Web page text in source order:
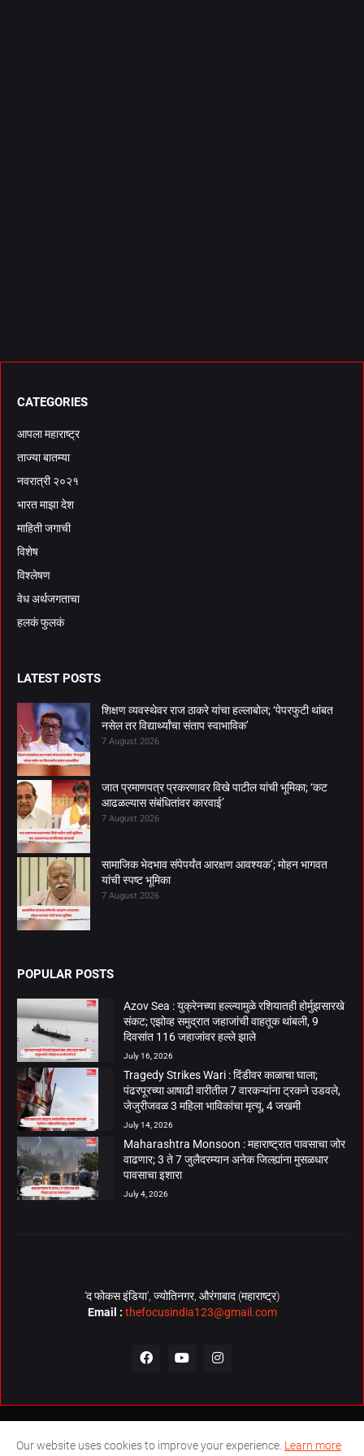
CATEGORIES
आपला महाराष्ट्र
ताज्या बातम्या
नवरात्री २०२१
भारत माझा देश
माहिती जगाची
विशेष
विश्लेषण
वेध अर्थजगताचा
हलकं फुलकं
LATEST POSTS
शिक्षण व्यवस्थेवर राज ठाकरे यांचा हल्लाबोल; ‘पेपरफुटी थांबत
नसेल तर विद्यार्थ्यांचा संताप स्वाभाविक’
7 August 2026
जात प्रमाणपत्र प्रकरणावर विखे पाटील यांची भूमिका; ‘कट
आढळल्यास संबंधितांवर कारवाई’
7 August 2026
सामाजिक भेदभाव संपेपर्यंत आरक्षण आवश्यक’; मोहन भागवत
यांची स्पष्ट भूमिका
7 August 2026
POPULAR POSTS
Azov Sea : युक्रेनच्या हल्ल्यामुळे रशियातही होर्मुझसारखे
संकट; एझोव्ह समुद्रात जहाजांची वाहतूक थांबली, 9
दिवसांत 116 जहाजांवर हल्ले झाले
July 16, 2026
Tragedy Strikes Wari : दिंडीवर काळाचा घाला;
पंढरपूरच्या आषाढी वारीतील 7 वारकऱ्यांना ट्रकने उडवले,
जेजुरीजवळ 3 महिला भाविकांचा मृत्यू, 4 जखमी
July 14, 2026
Maharashtra Monsoon : महाराष्ट्रात पावसाचा जोर
वाढणार; 3 ते 7 जुलैदरम्यान अनेक जिल्ह्यांना मुसळधार
पावसाचा इशारा
July 4, 2026
‘द फोकस इंडिया’, ज्योतिनगर, औरंगाबाद (महाराष्ट्र)
Email : thefocusindia123@gmail.com
About Us Contact Us The Focus India Policy
Our website uses cookies to improve your experience. Learn more